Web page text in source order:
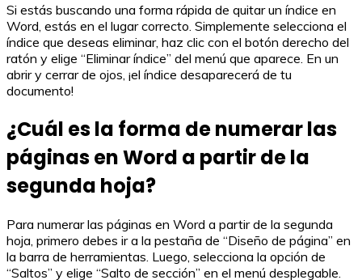
Si estás buscando una forma rápida de quitar un índice en
Word, estás en el lugar correcto. Simplemente selecciona el
índice que deseas eliminar, haz clic con el botón derecho del
ratón y elige “Eliminar índice” del menú que aparece. En un
abrir y cerrar de ojos, ¡el índice desaparecerá de tu
documento!
¿Cuál es la forma de numerar las
páginas en Word a partir de la
segunda hoja?
Para numerar las páginas en Word a partir de la segunda
hoja, primero debes ir a la pestaña de “Diseño de página” en
la barra de herramientas. Luego, selecciona la opción de
“Saltos” y elige “Salto de sección” en el menú desplegable.